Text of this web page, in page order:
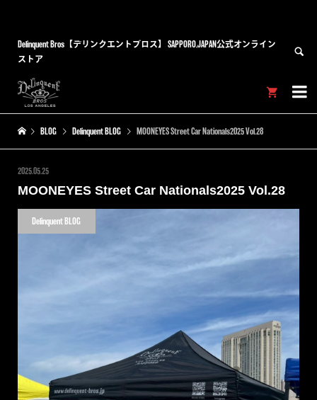
Delinquent Bros【デリンクエントブロス】 SAPPORO,JAPAN公式オンライン
ストア


BLOG Delinquent BLOG MOONEYES Street Car Nationals2025 Vol.28
2025.05.25
MOONEYES Street Car Nationals2025 Vol.28
Delinquent BLOG